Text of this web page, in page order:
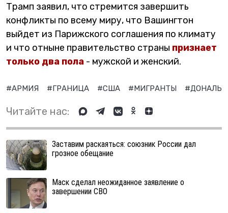
Трамп заявил, что стремится завершить
конфликты по всему миру, что Вашингтон
выйдет из Парижского соглашения по климату
и что отныне правительство страны признает
только два пола - мужской и женский.
#АРМИЯ #ГРАНИЦА #США #МИГРАНТЫ
Читайте нас:
Заставим раскаяться: союзник России дал
грозное обещание
Маск сделал неожиданное заявление о
завершении СВО